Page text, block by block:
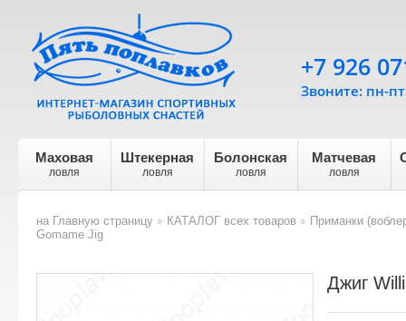
Маховая
ловля
Штекерная
ловля
Болонская
ловля
Матчевая
ловля
+7 926
Звоните: пн-
на Главную страницу
КАТАЛОГ всех товаров
Приманки
Gomame Jig
Джиг